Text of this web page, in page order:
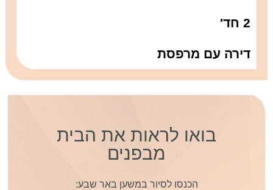
2 חד'
דירה עם מרפסת
בואו לראות את הבית
מבפנים
הכנסו לסיור במשען באר שבע: